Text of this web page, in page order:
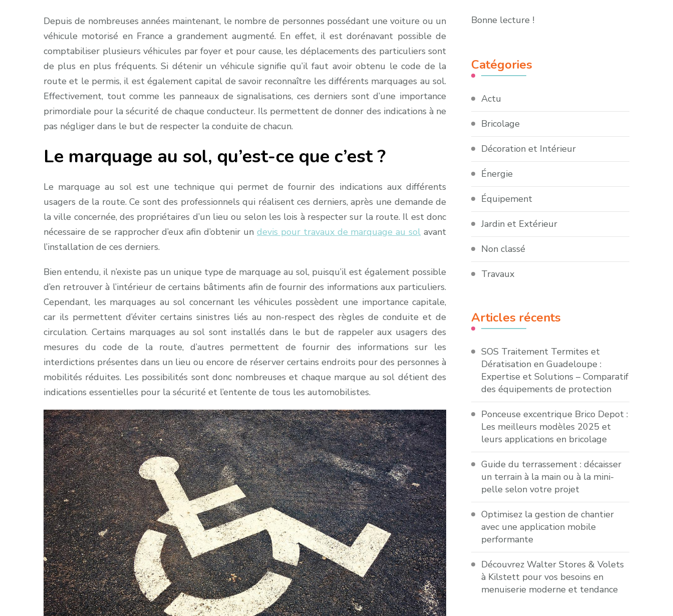
Depuis de nombreuses années maintenant, le nombre de personnes possédant une voiture ou un
véhicule motorisé en France a grandement augmenté. En effet, il est dorénavant possible de
comptabiliser plusieurs véhicules par foyer et pour cause, les déplacements des particuliers sont
de plus en plus fréquents. Si détenir un véhicule signifie qu’il faut avoir obtenu le code de la
route et le permis, il est également capital de savoir reconnaître les différents marquages au sol.
Effectivement, tout comme les panneaux de signalisations, ces derniers sont d’une importance
primordiale pour la sécurité de chaque conducteur. Ils permettent de donner des indications à ne
pas négliger dans le but de respecter la conduite de chacun.
Le marquage au sol, qu’est-ce que c’est ?
Le marquage au sol est une technique qui permet de fournir des indications aux différents
usagers de la route. Ce sont des professionnels qui réalisent ces derniers, après une demande de
la ville concernée, des propriétaires d’un lieu ou selon les lois à respecter sur la route. Il est donc
nécessaire de se rapprocher d’eux afin d’obtenir un devis pour travaux de marquage au sol avant
l’installation de ces derniers.
Bien entendu, il n’existe pas un unique type de marquage au sol, puisqu’il est également possible
d’en retrouver à l’intérieur de certains bâtiments afin de fournir des informations aux particuliers.
Cependant, les marquages au sol concernant les véhicules possèdent une importance capitale,
car ils permettent d’éviter certains sinistres liés au non-respect des règles de conduite et de
circulation. Certains marquages au sol sont installés dans le but de rappeler aux usagers des
mesures du code de la route, d’autres permettent de fournir des informations sur les
interdictions présentes dans un lieu ou encore de réserver certains endroits pour des personnes à
mobilités réduites. Les possibilités sont donc nombreuses et chaque marque au sol détient des
indications essentielles pour la sécurité et l’entente de tous les automobilistes.
Bonne lecture !
Catégories
Actu
Bricolage
Décoration et Intérieur
Énergie
Équipement
Jardin et Extérieur
Non classé
Travaux
Articles récents
SOS Traitement Termites et
Dératisation en Guadeloupe :
Expertise et Solutions – Comparatif
des équipements de protection
Ponceuse excentrique Brico Depot :
Les meilleurs modèles 2025 et
leurs applications en bricolage
Guide du terrassement : décaisser
un terrain à la main ou à la mini-
pelle selon votre projet
Optimisez la gestion de chantier
avec une application mobile
performante
Découvrez Walter Stores & Volets
à Kilstett pour vos besoins en
menuiserie moderne et tendance